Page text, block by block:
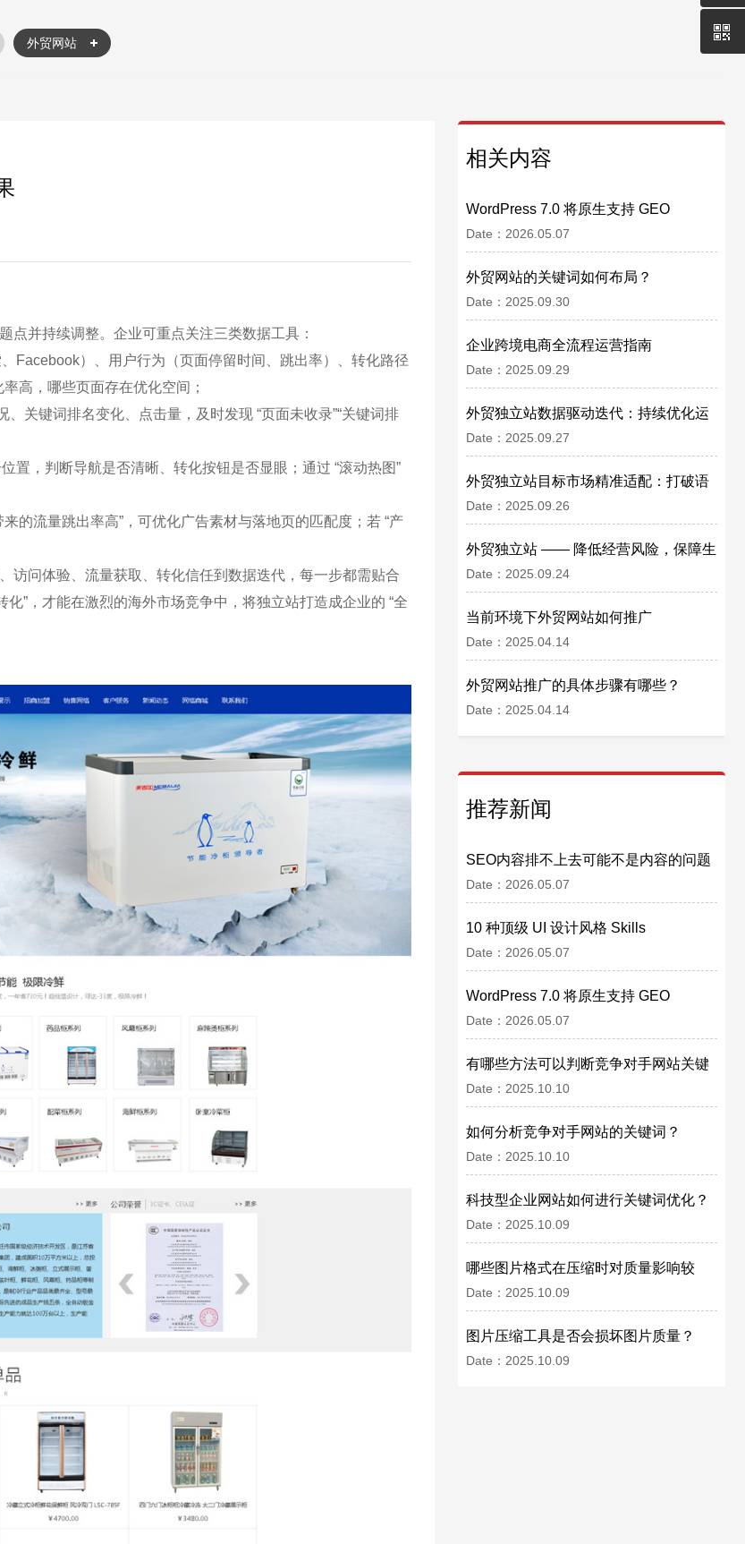
外贸网站
点并持续调整。企业可重点关注三类数据工具：​
Facebook）、用户行为（页面停留时间、跳出率）、转化路径
率高，哪些页面存在优化空间；​
关键词排名变化、点击量，及时发现 “页面未收录”“关键词排
置，判断导航是否清晰、转化按钮是否显眼；通过 “滚动热图”
的流量跳出率高”，可优化广告素材与落地页的匹配度；若 “产
访问体验、流量获取、转化信任到数据迭代，每一步都需贴合
”，才能在激烈的海外市场竞争中，将独立站打造成企业的 “全
相关内容
WordPress 7.0 将原生支持 GEO
Date：2026.05.07
外贸网站的关键词如何布局？
Date：2025.09.30
企业跨境电商全流程运营指南
Date：2025.09.29
外贸独立站数据驱动迭代：持续优化运
营效果
Date：2025.09.27
外贸独立站目标市场精准适配：打破语
言与文化壁垒
Date：2025.09.26
外贸独立站 —— 降低经营风险，保障生
意稳定
Date：2025.09.24
当前环境下外贸网站如何推广
Date：2025.04.14
外贸网站推广的具体步骤有哪些？
Date：2025.04.14
推荐新闻
SEO内容排不上去可能不是内容的问题
Date：2026.05.07
10 种顶级 UI 设计风格 Skills
Date：2026.05.07
WordPress 7.0 将原生支持 GEO
Date：2026.05.07
有哪些方法可以判断竞争对手网站关键
词布局的合理性？
Date：2025.10.10
如何分析竞争对手网站的关键词？
Date：2025.10.10
科技型企业网站如何进行关键词优化？
Date：2025.10.09
哪些图片格式在压缩时对质量影响较
小？
Date：2025.10.09
图片压缩工具是否会损坏图片质量？
Date：2025.10.09